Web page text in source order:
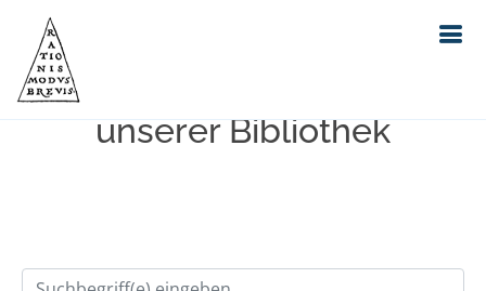
Einfache Suche im Bestand
unserer Bibliothek